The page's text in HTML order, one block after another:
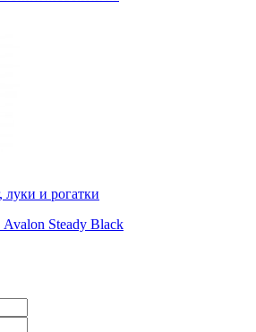
и рогатки
Steady Black